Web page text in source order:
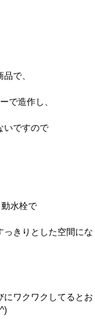
で、
で造作し、
いですので
水栓で
っきりとした空間にな
にワクワクしてるとお